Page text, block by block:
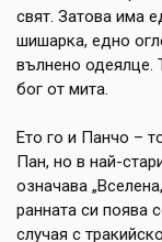
свят. Затова има
шишарка, едно
вълнено одеялце.
бог от мита.
Ето го и Панчо –
Пан, но в най-
означава
ранната си поява
случая с